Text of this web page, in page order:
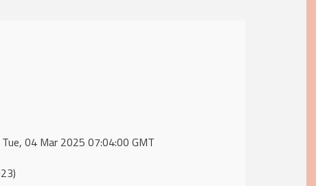
04 Mar 2025 07:04:00 GMT